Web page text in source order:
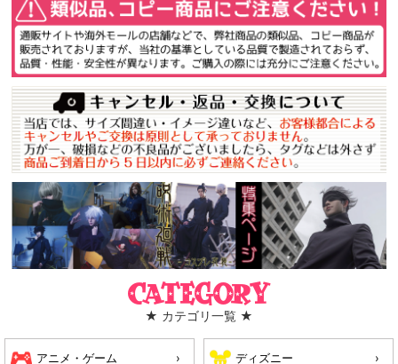
Category
★ カテゴリ一覧 ★
アニメ・ゲーム ディズニー